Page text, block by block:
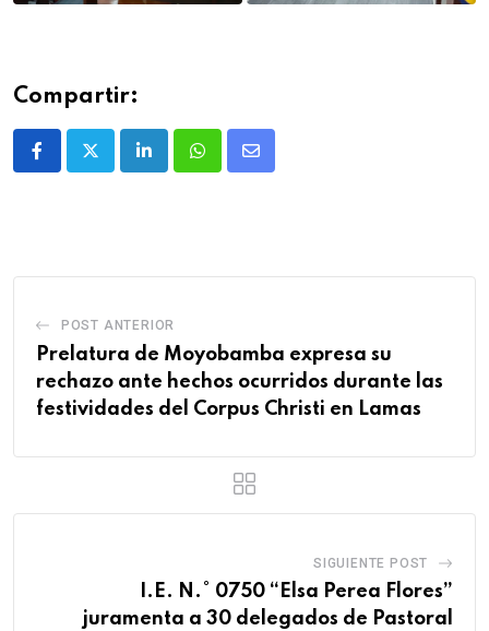
Compartir:
POST ANTERIOR
Prelatura de Moyobamba expresa su
rechazo ante hechos ocurridos durante las
festividades del Corpus Christi en Lamas
SIGUIENTE POST
I.E. N.° 0750 “Elsa Perea Flores”
juramenta a 30 delegados de Pastoral